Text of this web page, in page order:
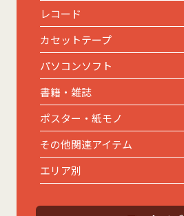
レコード
カセットテープ
パソコンソフト
書籍・雑誌
ポスター・紙モノ
その他関連アイテム
エリア別